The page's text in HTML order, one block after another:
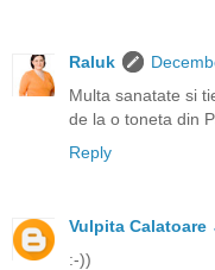
Raluk
Multa sanatate si
de la o toneta din
Reply
Vulpita Calatoare
:-))